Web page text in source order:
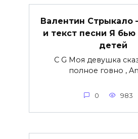
Валентин Стрыкало
и текст песни Я
детей
C G Моя девушка
полное говно ,
0 983